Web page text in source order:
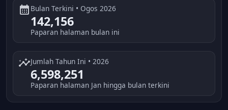
calendar_month Bulan Terkini • Ogos 2026
142,156
Paparan halaman bulan ini
insightsJumlah Tahun Ini • 2026
6,598,251
Paparan halaman Jan hingga bulan terkini